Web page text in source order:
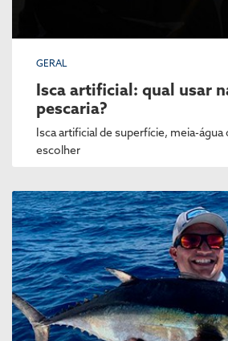
GERAL
Isca artificial: qual usar
pescaria?
Isca artificial de superfície, meia-água
escolher